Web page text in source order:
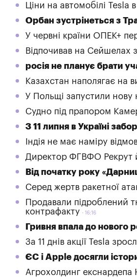
Ціни на автомобілі Tesla
Орбан зустрінеться з
У червні країни ОПЕК+
Відпочивав на Сейшелах
росія не планує брати
Казахстан наполягає на
У Польщі запустили нову
Судно під прапором
З 11 липня в Україні
Індія не має наміру
Директор ФГВФО Рекрут
Від початку року
Серед жертв ракетної
Продавали підроблений
контрафакту
16:16
Гривня впала до нового
За 11 днів акції Tesla
ЄС і Apple досягли
Агрохолдинг екснардепа